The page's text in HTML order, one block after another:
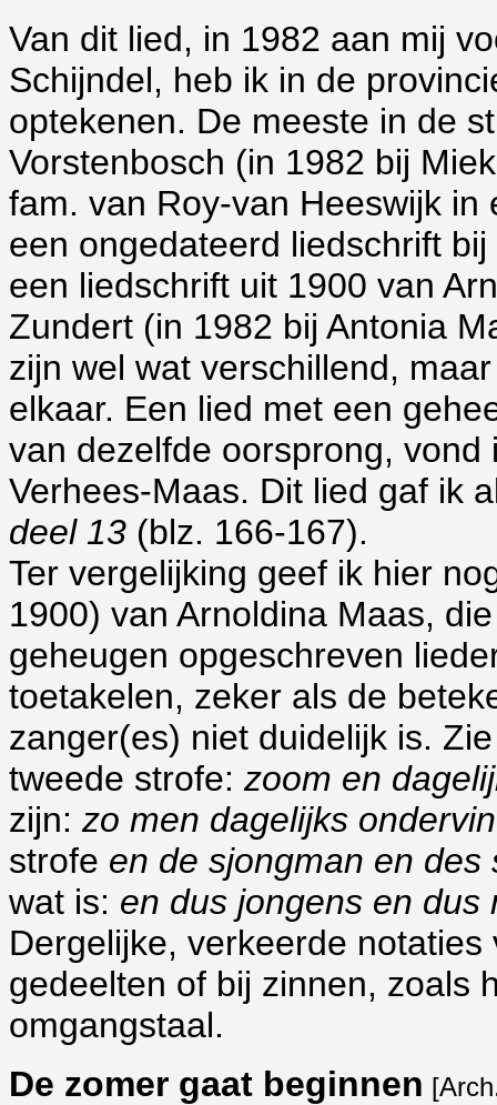
Van dit lied, in 1982 aan mij
Schijndel, heb ik in de
optekenen. De meeste in de
Vorstenbosch (in 1982 bij
fam. van Roy-van Heeswijk
een ongedateerd liedschrift
een liedschrift uit 1900 van
Zundert (in 1982 bij Antonia
zijn wel wat verschillend,
elkaar. Een lied met een
van dezelfde oorsprong,
Verhees-Maas. Dit lied gaf ik
deel 13 (blz. 166-167).
Ter vergelijking geef ik hier
1900) van Arnoldina Maas,
geheugen opgeschreven
toetakelen, zeker als de
zanger(es) niet duidelijk is.
tweede strofe: zoom en
zijn: zo men dagelijks
strofe en de sjongman en
wat is: en dus jongens en dus
Dergelijke, verkeerde
gedeelten of bij zinnen, zoals
omgangstaal.
De zomer gaat beginnen